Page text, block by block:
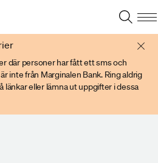
där personer har fått ett sms och
inte från Marginalen Bank. Ring aldrig
länkar eller lämna ut uppgifter i dessa
Vänligen använd senare versioner av t ex